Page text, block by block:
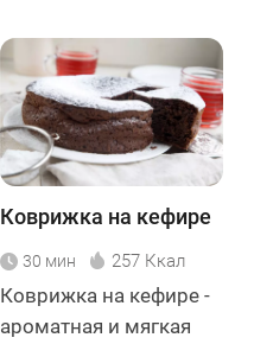
Коврижка на кефире
30 мин 257 Ккал
Коврижка на кефире -
ароматная и мягкая